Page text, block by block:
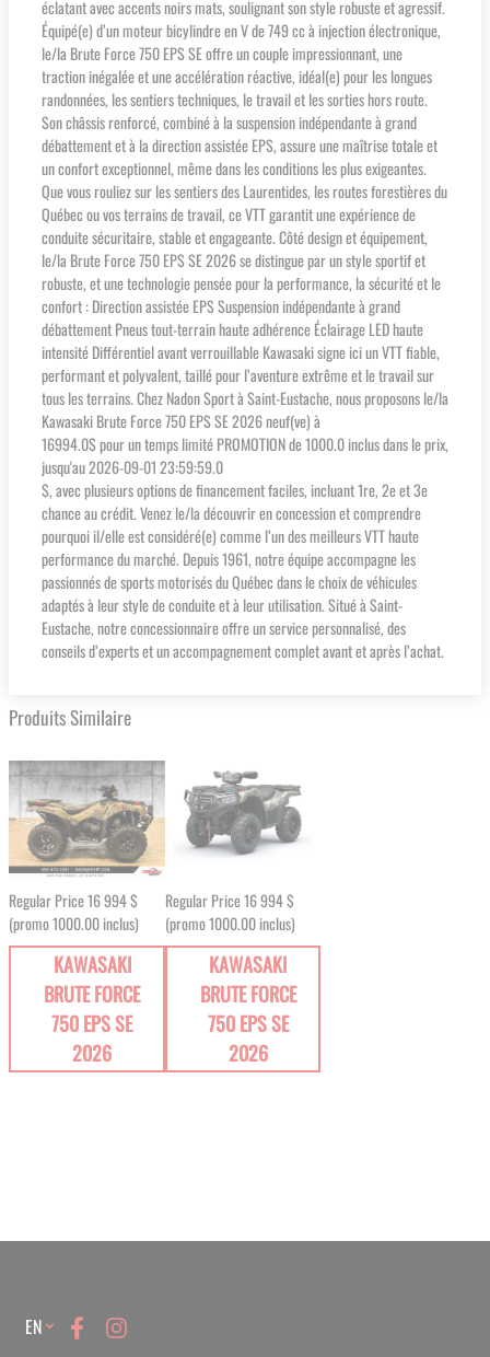
éclatant avec accents noirs mats, soulignant son style robuste et agressif.
Équipé(e) d’un moteur bicylindre en V de 749 cc à injection électronique,
le/la Brute Force 750 EPS SE offre un couple impressionnant, une
traction inégalée et une accélération réactive, idéal(e) pour les longues
randonnées, les sentiers techniques, le travail et les sorties hors route.
Son châssis renforcé, combiné à la suspension indépendante à grand
débattement et à la direction assistée EPS, assure une maîtrise totale et
un confort exceptionnel, même dans les conditions les plus exigeantes.
Que vous rouliez sur les sentiers des Laurentides, les routes forestières du
Québec ou vos terrains de travail, ce VTT garantit une expérience de
conduite sécuritaire, stable et engageante. Côté design et équipement,
le/la Brute Force 750 EPS SE 2026 se distingue par un style sportif et
robuste, et une technologie pensée pour la performance, la sécurité et le
confort : Direction assistée EPS Suspension indépendante à grand
débattement Pneus tout-terrain haute adhérence Éclairage LED haute
intensité Différentiel avant verrouillable Kawasaki signe ici un VTT fiable,
performant et polyvalent, taillé pour l’aventure extrême et le travail sur
tous les terrains. Chez Nadon Sport à Saint-Eustache, nous proposons le/la
Kawasaki Brute Force 750 EPS SE 2026 neuf(ve) à
16994.0$ pour un temps limité PROMOTION de 1000.0 inclus dans le prix,
jusqu'au 2026-09-01 23:59:59.0
$, avec plusieurs options de financement faciles, incluant 1re, 2e et 3e
chance au crédit. Venez le/la découvrir en concession et comprendre
pourquoi il/elle est considéré(e) comme l’un des meilleurs VTT haute
performance du marché. Depuis 1961, notre équipe accompagne les
passionnés de sports motorisés du Québec dans le choix de véhicules
adaptés à leur style de conduite et à leur utilisation. Situé à Saint-
Eustache, notre concessionnaire offre un service personnalisé, des
conseils d’experts et un accompagnement complet avant et après l’achat.
Produits Similaire
Regular Price16 994 $
(promo 1000.00 inclus)
KAWASAKI
BRUTE FORCE
750 EPS SE
2026
Regular Price16 994 $
(promo 1000.00 inclus)
KAWASAKI
BRUTE FORCE
750 EPS SE
2026
Language
EN